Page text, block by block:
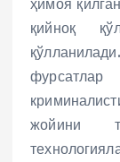
қийноқ
жойини